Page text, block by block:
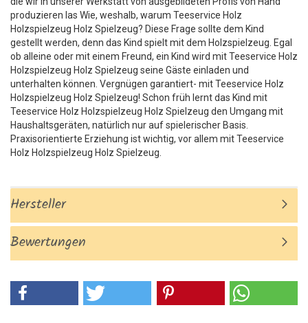
produzieren las Wie, weshalb, warum Teeservice Holz
Holzspielzeug Holz Spielzeug? Diese Frage sollte dem Kind
gestellt werden, denn das Kind spielt mit dem Holzspielzeug. Egal
ob alleine oder mit einem Freund, ein Kind wird mit Teeservice Holz
Holzspielzeug Holz Spielzeug seine Gäste einladen und
unterhalten können. Vergnügen garantiert- mit Teeservice Holz
Holzspielzeug Holz Spielzeug! Schon früh lernt das Kind mit
Teeservice Holz Holzspielzeug Holz Spielzeug den Umgang mit
Haushaltsgeräten, natürlich nur auf spielerischer Basis.
Praxisorientierte Erziehung ist wichtig, vor allem mit Teeservice
Holz Holzspielzeug Holz Spielzeug.
Hersteller
Bewertungen